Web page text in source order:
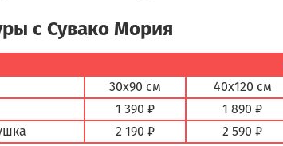
с Сувако Мория
30х90 см 40х120 см
1 390 ₽ 1 890 ₽
2 190 ₽ 2 590 ₽